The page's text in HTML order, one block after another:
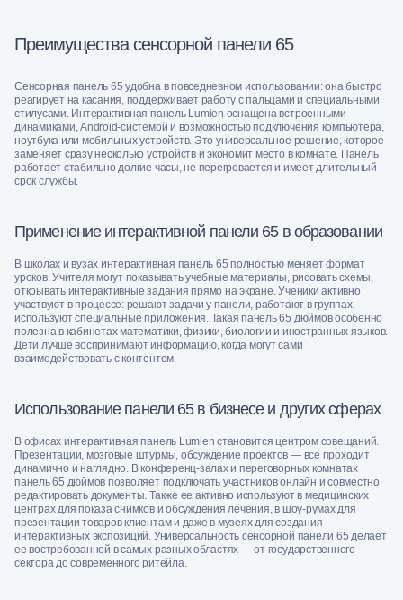
Преимущества сенсорной панели 65
Сенсорная панель 65 удобна в повседневном использовании: она быстро
реагирует на касания, поддерживает работу с пальцами и специальными
стилусами. Интерактивная панель Lumien оснащена встроенными
динамиками, Android-системой и возможностью подключения компьютера,
ноутбука или мобильных устройств. Это универсальное решение, которое
заменяет сразу несколько устройств и экономит место в комнате. Панель
работает стабильно долгие часы, не перегревается и имеет длительный
срок службы.
Применение интерактивной панели 65 в образовании
В школах и вузах интерактивная панель 65 полностью меняет формат
уроков. Учителя могут показывать учебные материалы, рисовать схемы,
открывать интерактивные задания прямо на экране. Ученики активно
участвуют в процессе: решают задачи у панели, работают в группах,
используют специальные приложения. Такая панель 65 дюймов особенно
полезна в кабинетах математики, физики, биологии и иностранных языков.
Дети лучше воспринимают информацию, когда могут сами
взаимодействовать с контентом.
Использование панели 65 в бизнесе и других сферах
В офисах интерактивная панель Lumien становится центром совещаний.
Презентации, мозговые штурмы, обсуждение проектов — все проходит
динамично и наглядно. В конференц-залах и переговорных комнатах
панель 65 дюймов позволяет подключать участников онлайн и совместно
редактировать документы. Также ее активно используют в медицинских
центрах для показа снимков и обсуждения лечения, в шоу-румах для
презентации товаров клиентам и даже в музеях для создания
интерактивных экспозиций. Универсальность сенсорной панели 65 делает
ее востребованной в самых разных областях — от государственного
сектора до современного ритейла.